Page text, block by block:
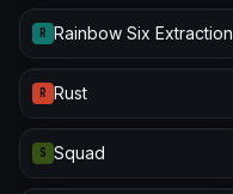
R Rainbow Six Extraction
R Rust
S Squad